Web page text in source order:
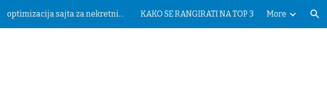
Skip to navigation optimizacija sajta za nekretnine KAKO SE RANGIRATI NA TOP 3 More